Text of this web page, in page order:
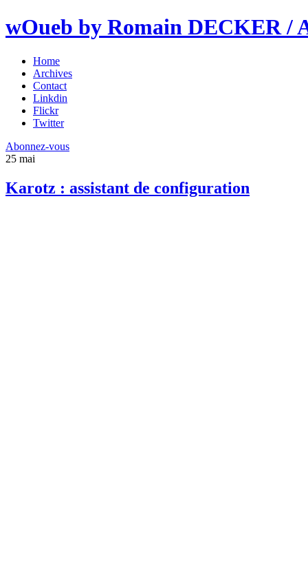
wOueb by Romain DECKER /
Home
Archives
Contact
Linkdin
Flickr
Twitter
Abonnez-vous
25 mai
Karotz : assistant de configuration